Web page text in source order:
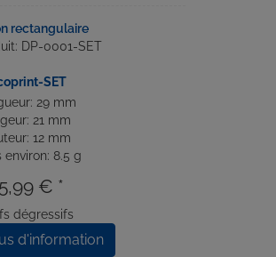
rectangulaire
DP-0001-SET
SET
29 mm
21 mm
12 mm
environ: 8.5 g
€ *
dégressifs
d'information